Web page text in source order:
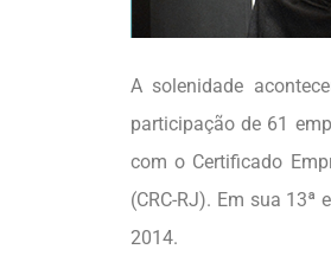
A solenidade
participação de 61
com o Certificado
(CRC-RJ). Em sua
2014.